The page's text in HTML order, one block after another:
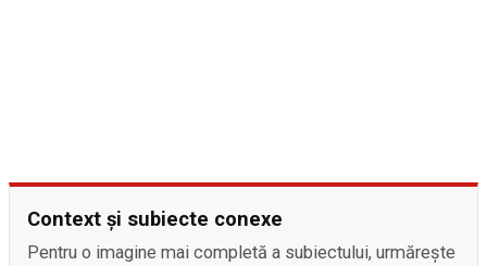
Context și subiecte conexe
Pentru o imagine mai completă a subiectului, urmărește